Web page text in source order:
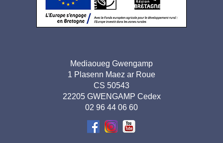
Mediaoueg Gwengamp
1 Plasenn Maez ar Roue
CS 50543
22205 GWENGAMP Cedex
02 96 44 06 60